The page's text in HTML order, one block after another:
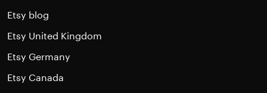
Etsy blog
Etsy United Kingdom
Etsy Germany
Etsy Canada